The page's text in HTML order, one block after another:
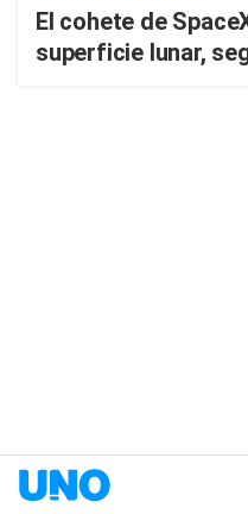
El cohete de
superficie lunar,